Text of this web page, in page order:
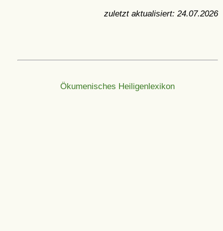
zuletzt aktualisiert: 24.07.2026
Ökumenisches Heiligenlexikon